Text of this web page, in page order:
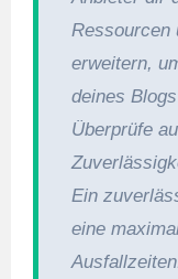
Ressourcen
erweitern,
deines
Überprüfe
Ein
eine